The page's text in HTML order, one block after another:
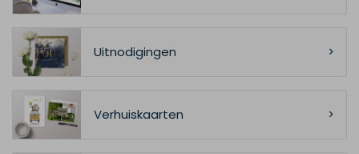
Uitnodigingen
Verhuiskaarten